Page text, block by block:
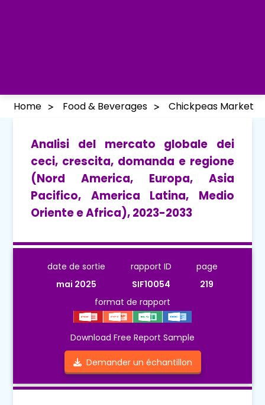
Home Food & Beverages Chickpeas Market
Analisi del mercato globale dei
ceci, crescita, domanda e regione
(Nord America, Europa, Asia
Pacifico, America Latina, Medio
Oriente e Africa), 2023-2033
date de sortie
mai 2025
rapport ID
SIF10054
page
219
format de rapport
Download Free Report Sample
Demander un échantillon